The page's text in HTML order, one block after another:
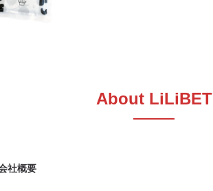
About LiLiBET
社概要